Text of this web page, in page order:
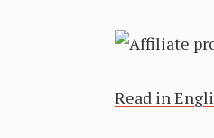
Read in